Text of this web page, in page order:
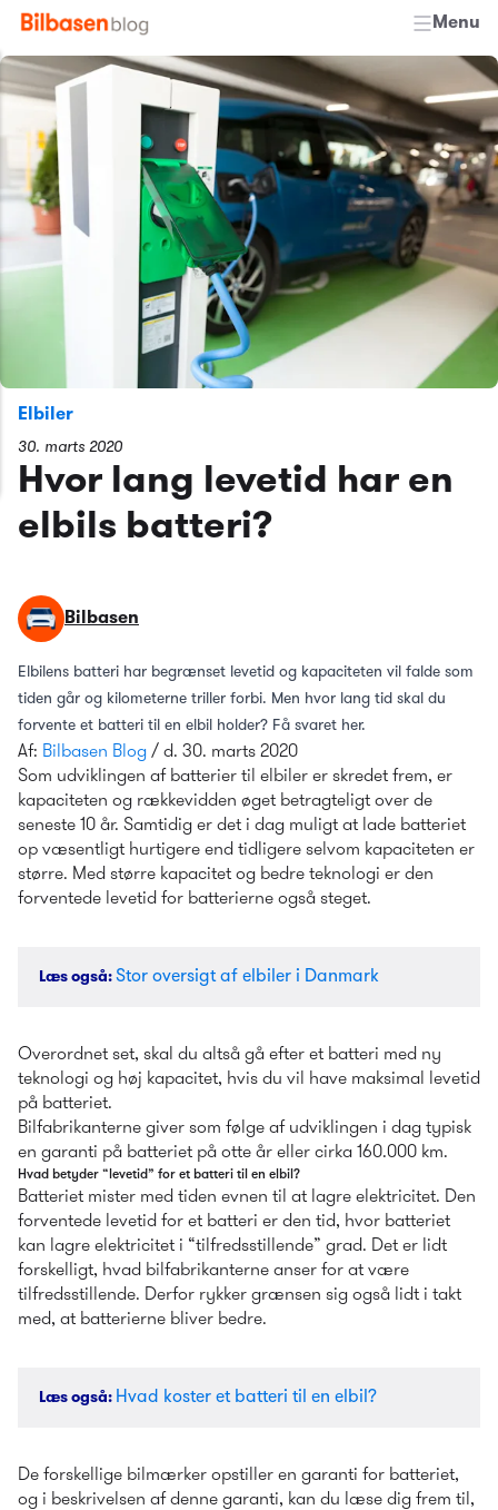
Menu
Elbiler
30. marts 2020
Hvor lang levetid har en
elbils batteri?
Bilbasen
Elbilens batteri har begrænset levetid og kapaciteten vil falde som
tiden går og kilometerne triller forbi. Men hvor lang tid skal du
forvente et batteri til en elbil holder? Få svaret her.
Af: Bilbasen Blog / d. 30. marts 2020
Som udviklingen af batterier til elbiler er skredet frem, er
kapaciteten og rækkevidden øget betragteligt over de
seneste 10 år. Samtidig er det i dag muligt at lade batteriet
op væsentligt hurtigere end tidligere selvom kapaciteten er
større. Med større kapacitet og bedre teknologi er den
forventede levetid for batterierne også steget.
Læs også: Stor oversigt af elbiler i Danmark
Overordnet set, skal du altså gå efter et batteri med ny
teknologi og høj kapacitet, hvis du vil have maksimal levetid
på batteriet.
Bilfabrikanterne giver som følge af udviklingen i dag typisk
en garanti på batteriet på otte år eller cirka 160.000 km.
Hvad betyder “levetid” for et batteri til en elbil?
Batteriet mister med tiden evnen til at lagre elektricitet. Den
forventede levetid for et batteri er den tid, hvor batteriet
kan lagre elektricitet i “tilfredsstillende” grad. Det er lidt
forskelligt, hvad bilfabrikanterne anser for at være
tilfredsstillende. Derfor rykker grænsen sig også lidt i takt
med, at batterierne bliver bedre.
Læs også: Hvad koster et batteri til en elbil?
De forskellige bilmærker opstiller en garanti for batteriet,
og i beskrivelsen af denne garanti, kan du læse dig frem til,